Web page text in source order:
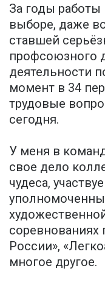
За годы работы
выборе, даже
ставшей
профсоюзного
деятельности
момент в 34
трудовые
сегодня.
У меня в
свое дело
чудеса,
соревнованиях
России»,
многое другое.